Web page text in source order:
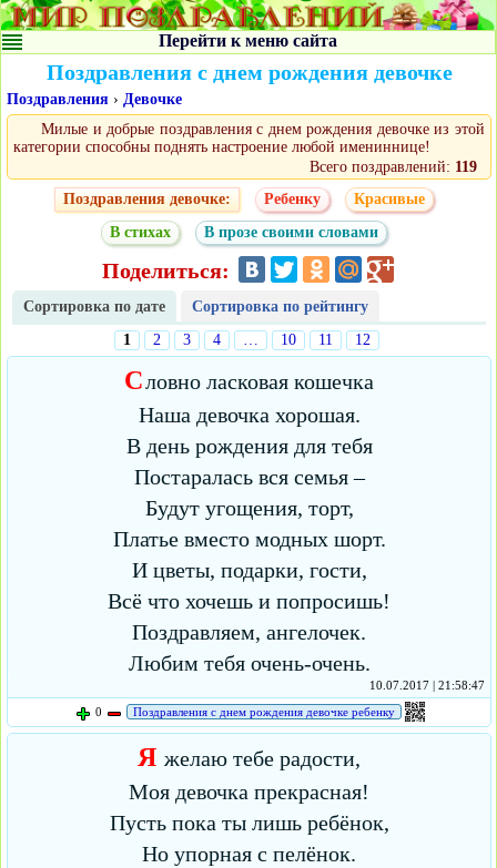
Перейти к меню сайта
Поздравления с днем рождения девочке
Поздравления › Девочке
Милые и добрые поздравления с днем рождения девочке из этой
категории способны поднять настроение любой имениннице!
Всего поздравлений: 119
Поздравления девочке:
Ребенку
Красивые
В стихах
В прозе своими словами
Поделиться:
Сортировка по дате
Сортировка по рейтингу
1
2 3 4 … 10 11 12
Словно ласковая кошечка
Наша девочка хорошая.
В день рождения для тебя
Постаралась вся семья –
Будут угощения, торт,
Платье вместо модных шорт.
И цветы, подарки, гости,
Всё что хочешь и попросишь!
Поздравляем, ангелочек.
Любим тебя очень-очень.
10.07.2017 | 21:58:47
0
Поздравления с днем рождения девочке ребенку
Я желаю тебе радости,
Моя девочка прекрасная!
Пусть пока ты лишь ребёнок,
Но упорная с пелёнок.